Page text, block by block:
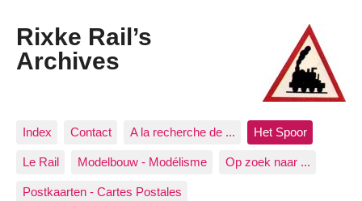
Rixke Rail’s
Archives
Index Contact A la recherche de ... Het Spoor
Le Rail Modelbouw - Modélisme Op zoek naar ...
Postkaarten - Cartes Postales